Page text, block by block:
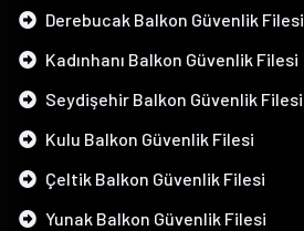
Derebucak Balkon Güvenlik Filesi
Kadınhanı Balkon Güvenlik Filesi
Seydişehir Balkon Güvenlik Filesi
Kulu Balkon Güvenlik Filesi
Çeltik Balkon Güvenlik Filesi
Yunak Balkon Güvenlik Filesi